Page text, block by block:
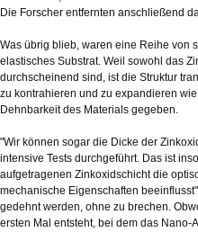
Die Forscher entfernten anschließend
Was übrig blieb, waren eine Reihe von
elastisches Substrat. Weil sowohl das
durchscheinend sind, ist die Struktur
zu kontrahieren und zu expandieren
Dehnbarkeit des Materials gegeben.
"Wir können sogar die Dicke der
intensive Tests durchgeführt. Das ist
aufgetragenen Zinkoxidschicht die
mechanische Eigenschaften
gedehnt werden, ohne zu brechen.
ersten Mal entsteht, bei dem das